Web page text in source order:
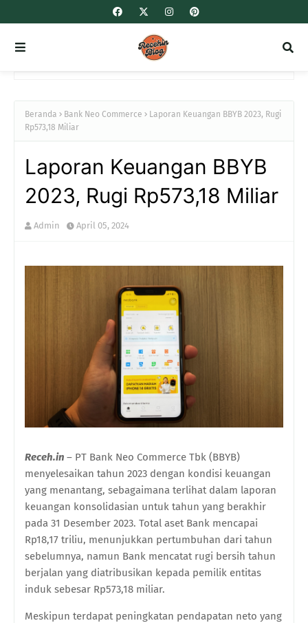
Beranda Bank Neo Commerce
Laporan Keuangan BBYB 2023, Rugi
Rp573,18 Miliar
Laporan Keuangan BBYB
2023, Rugi Rp573,18 Miliar
Admin April 05, 2024
Receh.in – PT Bank Neo Commerce Tbk (BBYB)
menyelesaikan tahun 2023 dengan kondisi keuangan
yang menantang, sebagaimana terlihat dalam laporan
keuangan konsolidasian untuk tahun yang berakhir
pada 31 Desember 2023. Total aset Bank mencapai
Rp18,17 triliu, menunjukkan pertumbuhan dari tahun
sebelumnya, namun Bank mencatat rugi bersih tahun
berjalan yang diatribusikan kepada pemilik entitas
induk sebesar Rp573,18 miliar.
Meskipun terdapat peningkatan pendapatan neto yang